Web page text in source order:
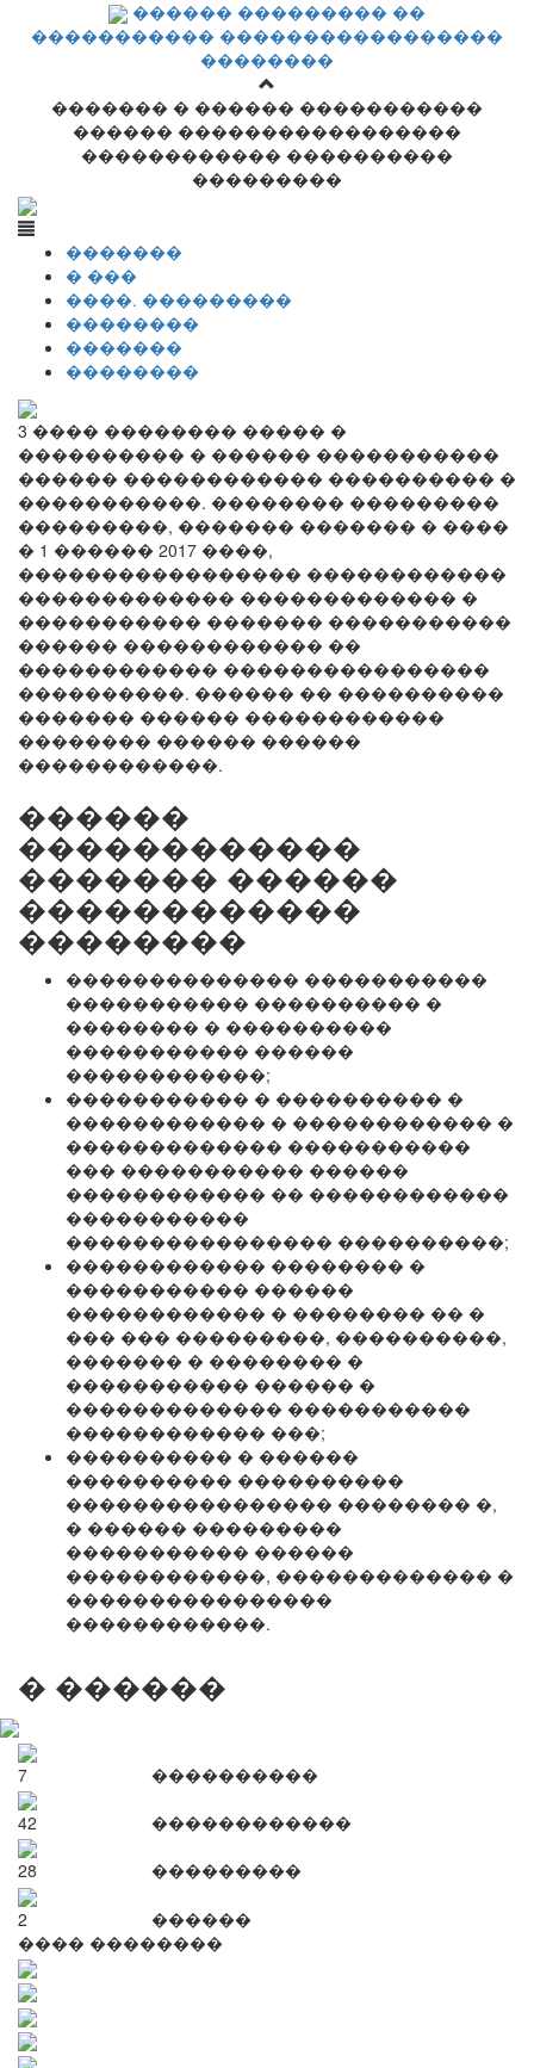
������ ��������� ��
����������� �����������������
��������
������� � ������ �����������
������ �����������������
������������ ����������
���������
�������
� ���
����. ���������
��������
�������
��������
3 ���� �������� ����� �
���������� � ������ �����������
������ ������������ ���������� �
�����������. �������� ���������
���������, ������� ������� � ����
� 1 ������ 2017 ����,
����������������� ������������
������������� ������������� �
����������� ������� �����������
������ ������������ ��
������������ ����������������
����������. ������ �� ����������
������� ������ ������������
�������� ������ ������
������������.
������
������������
������� ������
������������
��������
�������������� �����������
����������� ���������� �
�������� � ����������
����������� ������
������������;
����������� � ���������� �
������������ � ������������ �
������������� �����������
��� ����������� ������
������������ �� ������������
�����������
���������������� ����������;
������������ �������� �
����������� ������
������������ � �������� �� �
��� ��� ���������, ����������,
������� � �������� �
����������� ������ �
������������� �����������
������������ ���;
���������� � ������
���������� ����������
���������������� �������� �,
� ������ ���������
����������� ������
������������, ������������� �
����������������
������������.
� ������
7 ����������
42 ������������
28 ���������
2
������
���� ��������